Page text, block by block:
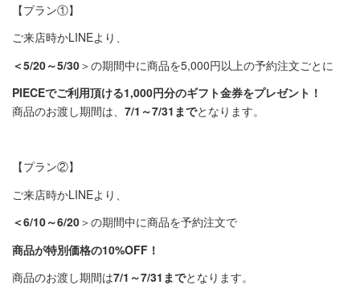
【プラン①】
ご来店時かLINEより、
＜5/20～5/30＞の期間中に商品を5,000円以上の予約注文ごとに
PIECEでご利用頂ける1,000円分のギフト金券をプレゼント！
商品のお渡し期間は、 7/1 ～7/31 までとなります。
【プラン②】
ご来店時かLINEより
＜6/10～6/20＞の期間中に商品を予約注文で
商品が特別価格の10%OFF ！
商品のお渡し期間は7/1 ～7/31 までとなります。